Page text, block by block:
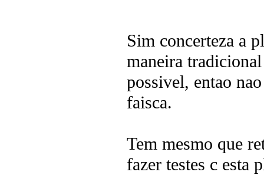
Sim concerteza a
maneira
possivel, entao
faisca.
Tem mesmo que
fazer testes c esta